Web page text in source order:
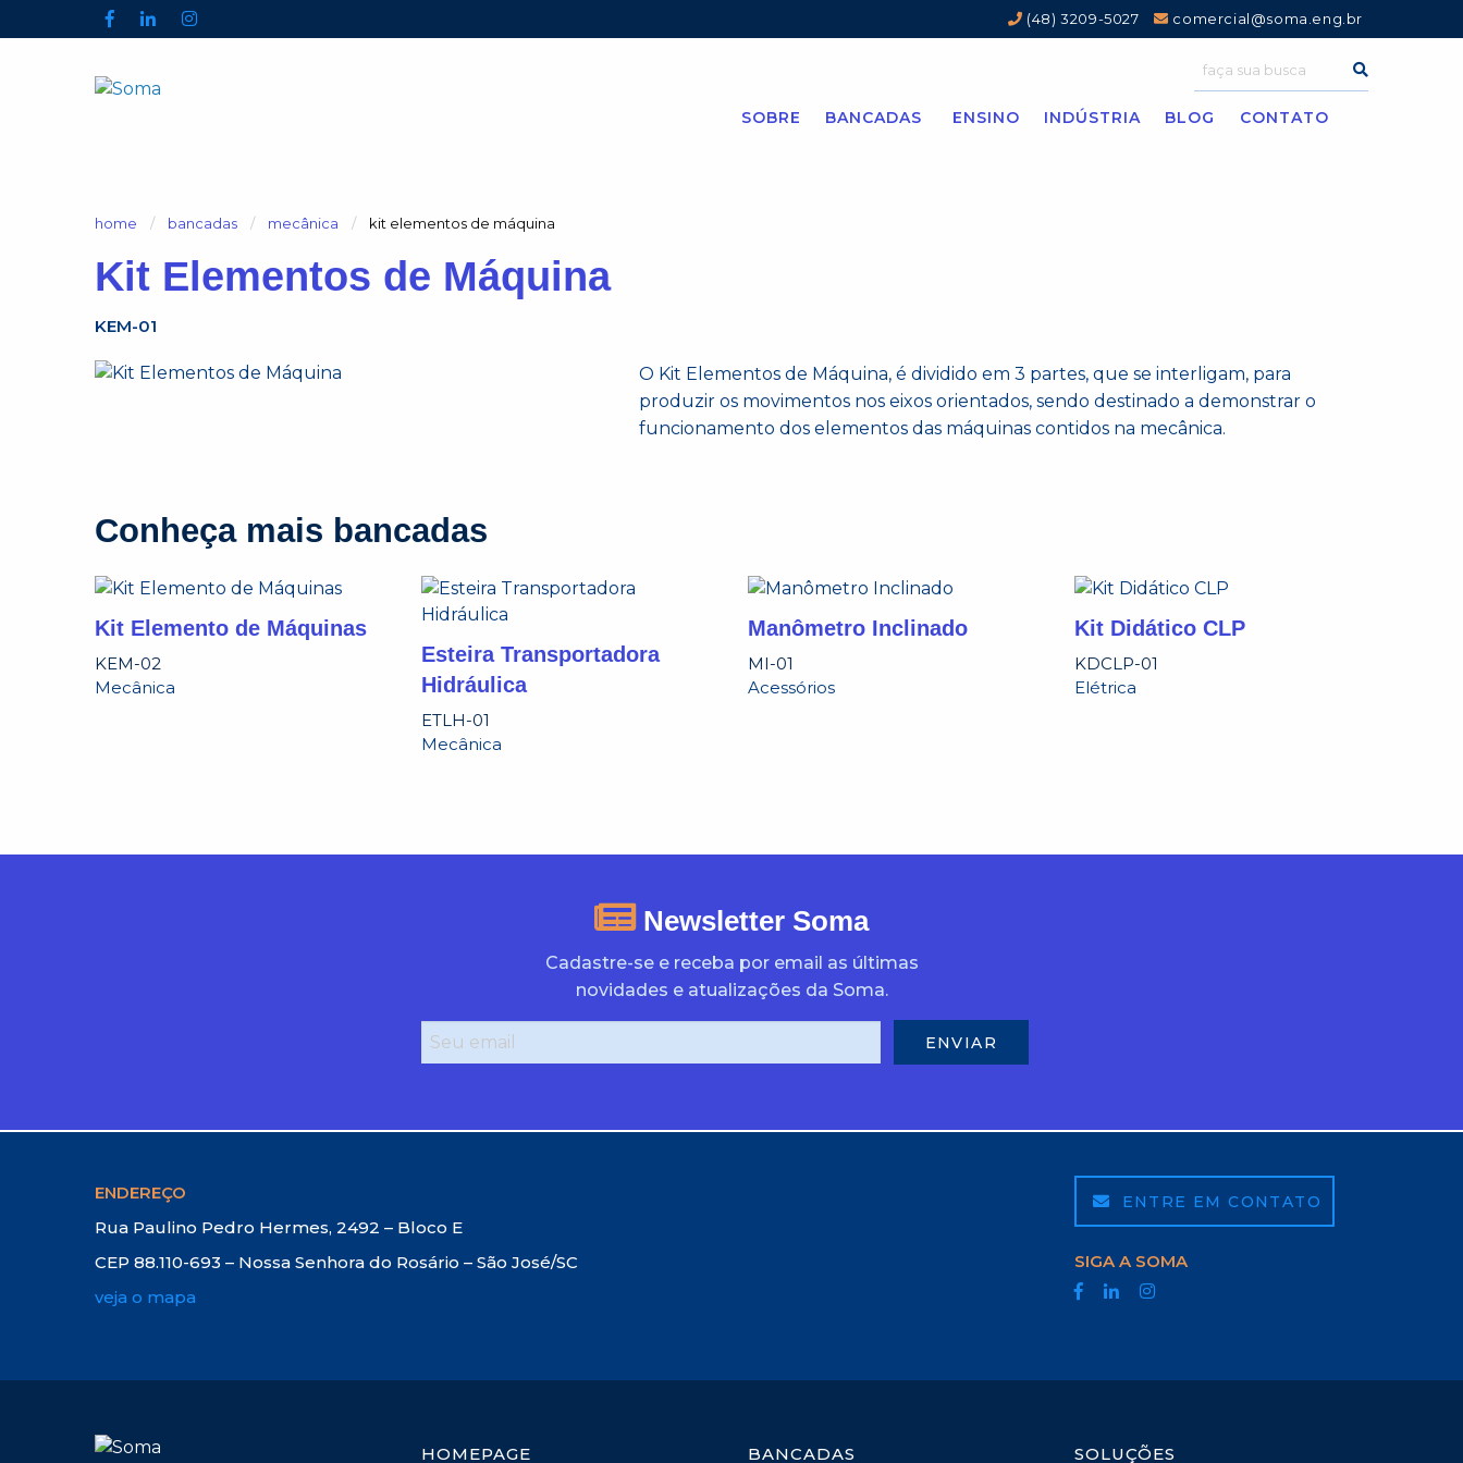
(48) 3209-5027 comercial@soma.eng.br
SOBRE BANCADAS ENSINO INDÚSTRIA BLOG CONTATO
home bancadas mecânica atual:
kit elementos de máquina
Kit Elementos de Máquina
KEM-01
O Kit Elementos de Máquina, é dividido em 3 partes, que se interligam, para
produzir os movimentos nos eixos orientados, sendo destinado a demonstrar o
funcionamento dos elementos das máquinas contidos na mecânica.
Conheça mais bancadas
Kit Elemento de Máquinas
KEM-02
Mecânica
Esteira Transportadora
Hidráulica
ETLH-01
Mecânica
Manômetro Inclinado
MI-01
Acessórios
Kit Didático CLP
KDCLP-01
Elétrica
Newsletter Soma
Cadastre-se e receba por email as últimas
novidades e atualizações da Soma.
ENDEREÇO
Rua Paulino Pedro Hermes, 2492 – Bloco E
CEP 88.110-693 – Nossa Senhora do Rosário – São José/SC
veja o mapa
ENTRE EM CONTATO
SIGA A SOMA
HOMEPAGE BANCADAS SOLUÇÕES